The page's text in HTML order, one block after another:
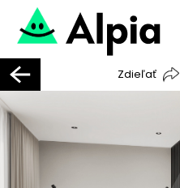
Zdieľať